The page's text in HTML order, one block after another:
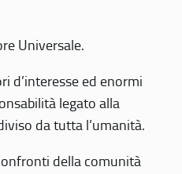
Universale.
d’interesse ed enormi
legato alla
da tutta l’umanità.
della comunità